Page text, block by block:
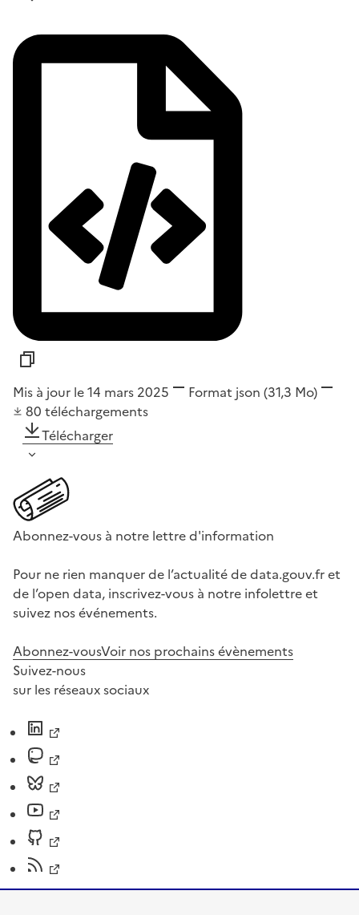
Mis à jour le 14 mars 2025 Format json (31,3 Mo)
80 téléchargements
Télécharger
Abonnez-vous à notre lettre d'information
Pour ne rien manquer de l’actualité de data.gouv.fr et
de l’open data, inscrivez-vous à notre infolettre et
suivez nos événements.
Abonnez-vousVoir nos prochains évènements
Suivez-nous
sur les réseaux sociaux